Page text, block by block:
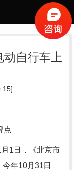
自行车上
点
1日，《北京市
年10月31日